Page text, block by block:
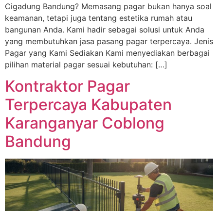
Cigadung Bandung? Memasang pagar bukan hanya soal
keamanan, tetapi juga tentang estetika rumah atau
bangunan Anda. Kami hadir sebagai solusi untuk Anda
yang membutuhkan jasa pasang pagar terpercaya. Jenis
Pagar yang Kami Sediakan Kami menyediakan berbagai
pilihan material pagar sesuai kebutuhan: […]
Kontraktor Pagar
Terpercaya Kabupaten
Karanganyar Coblong
Bandung